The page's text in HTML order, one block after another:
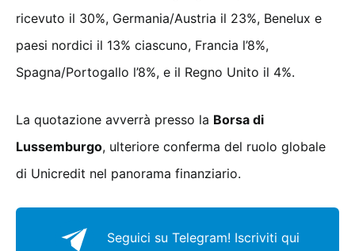
ricevuto il 30%, Germania/Austria il 23%, Benelux e
paesi nordici il 13% ciascuno, Francia l’8%,
Spagna/Portogallo l’8%, e il Regno Unito il 4%.
La quotazione avverrà presso la Borsa di
Lussemburgo, ulteriore conferma del ruolo globale
di Unicredit nel panorama finanziario.
Seguici su Telegram! Iscriviti qui